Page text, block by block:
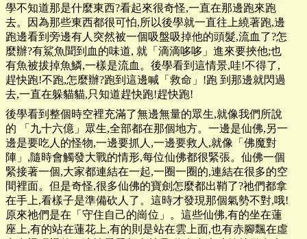
學不知道那是什麼東西?看起來很奇怪,一直在那邊跑來跑
去。因為那些東西都很可怕,所以後學就一直往上繞著跑,邊
跑邊看到旁邊有人突然被一個吸盤吸掉他的頭髮,流血了?怎
麼辦?有鯊魚聞到血的味道, 就「滴滴哆哆」進來要挾他;也
有魚被拔掉魚鱗,一樣是流血。後學看到這情景,哇!不得了,
趕快跑!不跑,怎麼辦?跑到這邊喊「救命」!跑 到那邊就閃過
去,一直在躲貓貓,只知道趕快跑!趕快跑!
後學看到整個時空裡充滿了無邊無量的眾生,就像我們所說
的 「九十六億」眾生,全部都在那個地方。一邊是仙佛,另一
邊是要吃人的怪物,一邊要抓人,一邊要救人,就像「佛魔對
陣」,隨時會觸發大戰的情形,每位仙佛都很緊張。仙佛一個
緊接著一個,大家都連結在一起,一圈一圈的,連結在很多的空
間裡面。但是奇怪,很多仙佛的寶劍怎麼都出鞘了?祂們都拿
在手上,看樣子是準備砍人了。這時才發現那個氣勢不對,哦!
原來祂們是在「守住自己的崗位」。這些仙佛,有的坐在蓮
座上,有的站在蓮花上,有的則是站在雲上面,也有赤腳飄在虛